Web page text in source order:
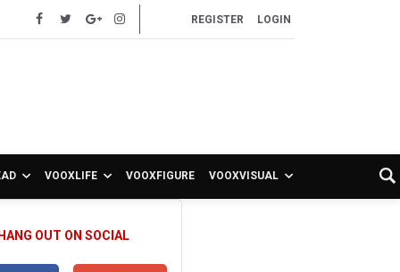
REGISTER LOGIN
VOOXLIFE VOOXFIGURE VOOXVISUAL
OUT ON SOCIAL